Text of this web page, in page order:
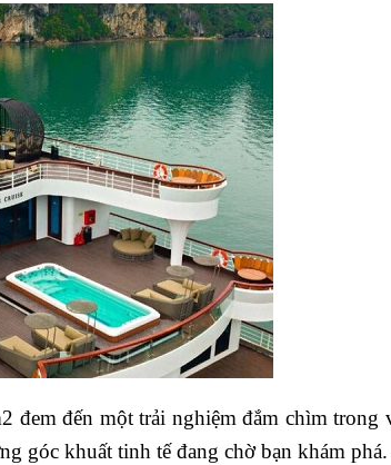
đem đến một trải nghiệm đắm chìm trong
góc khuất tinh tế đang chờ bạn khám phá.